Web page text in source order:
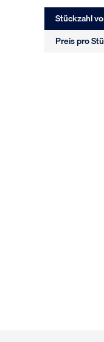
Stückzahl
Preis pro